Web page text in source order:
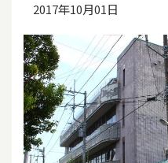
2017年10月01日